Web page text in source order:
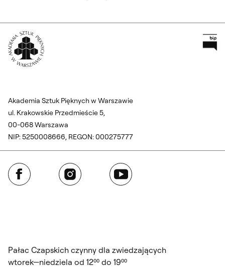
Akademia Sztuk Pięknych w Warszawie
ul. Krakowskie Przedmieście 5,
00-068 Warszawa
NIP: 5250008666, REGON: 000275777
Facebook Instagram YouTube
Pałac Czapskich czynny dla zwiedzających
wtorek—niedziela od 12⁰⁰ do 19⁰⁰